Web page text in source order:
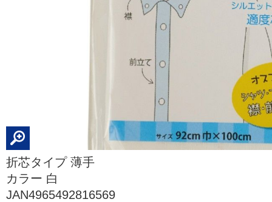
折芯タイプ 薄手
カラー 白
JAN4965492816569